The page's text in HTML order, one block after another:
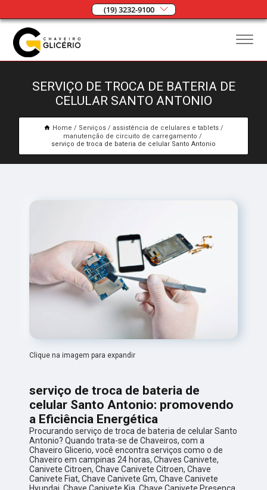
(19) 3232-9100
SERVIÇO DE TROCA DE BATERIA DE
CELULAR SANTO ANTONIO
Home Serviços
assistência de celulares e tablets
manutenção de circuito de carregamento
serviço de troca de bateria de celular Santo Antonio
Clique na imagem para expandir
serviço de troca de bateria de
celular Santo Antonio: promovendo
a Eficiência Energética
Procurando serviço de troca de bateria de celular Santo
Antonio? Quando trata-se de Chaveiros, com a
Chaveiro Glicerio, você encontra serviços como o de
Chaveiro em campinas 24 horas, Chaves Canivete,
Canivete Citroen, Chave Canivete Citroen, Chave
Canivete Fiat, Chave Canivete Gm, Chave Canivete